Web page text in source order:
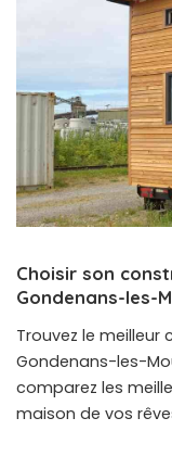
Choisir son
Gondenans-les-
Trouvez le
Gondenans-les-
comparez les
maison de vos